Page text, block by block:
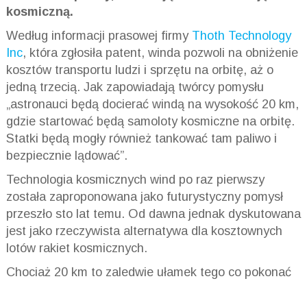
kosmiczną.
Według informacji prasowej firmy Thoth Technology
Inc, która zgłosiła patent, winda pozwoli na obniżenie
kosztów transportu ludzi i sprzętu na orbitę, aż o
jedną trzecią. Jak zapowiadają twórcy pomysłu
„astronauci będą docierać windą na wysokość 20 km,
gdzie startować będą samoloty kosmiczne na orbitę.
Statki będą mogły również tankować tam paliwo i
bezpiecznie lądować”.
Technologia kosmicznych wind po raz pierwszy
została zaproponowana jako futurystyczny pomysł
przeszło sto lat temu. Od dawna jednak dyskutowana
jest jako rzeczywista alternatywa dla kosztownych
lotów rakiet kosmicznych.
Chociaż 20 km to zaledwie ułamek tego co pokonać